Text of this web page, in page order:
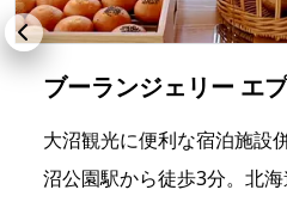
ブーランジェリー エ
大沼観光に便利な宿泊施設
沼公園駅から徒歩3分。北